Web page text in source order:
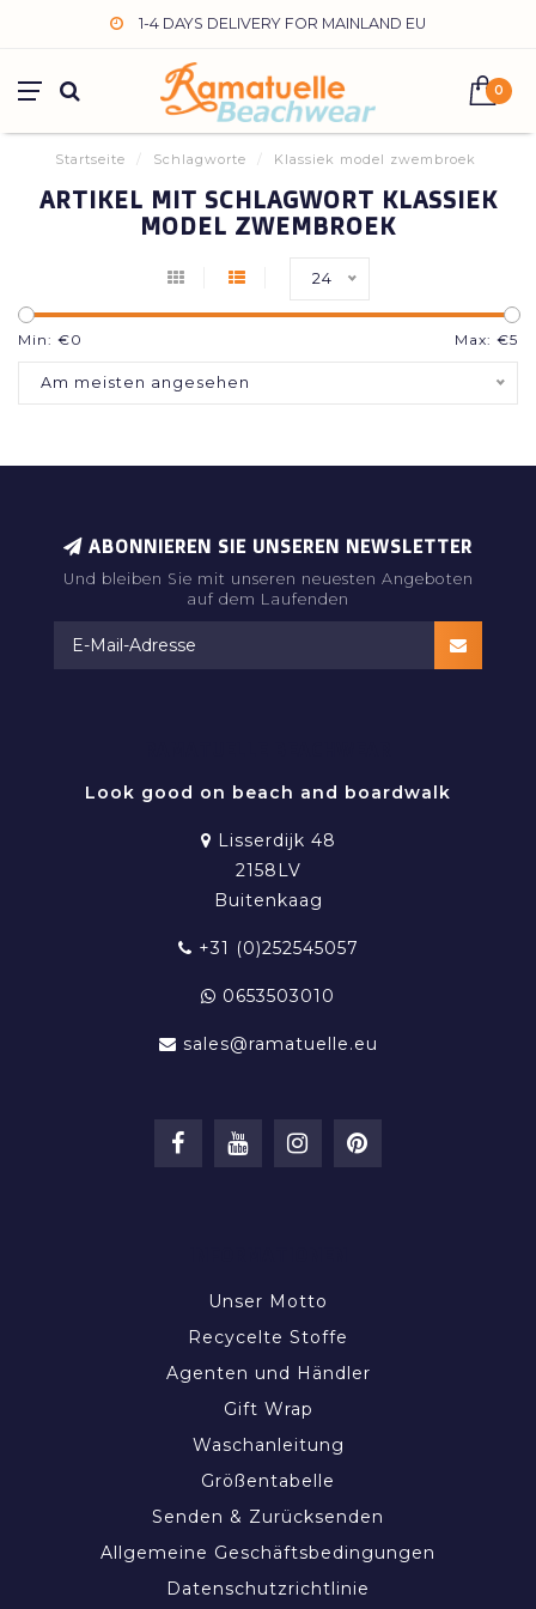
1-4 DAYS DELIVERY FOR MAINLAND EU
0
Startseite / Schlagworte / Klassiek model zwembroek
ARTIKEL MIT SCHLAGWORT KLASSIEK
MODEL ZWEMBROEK
24
Min: €0 Max: €5
Am meisten angesehen
ABONNIEREN SIE UNSEREN NEWSLETTER
Und bleiben Sie mit unseren neuesten Angeboten
auf dem Laufenden
Look good on beach and boardwalk
Lisserdijk 48
2158LV
Buitenkaag
+31 (0)252545057
0653503010
sales@ramatuelle.eu
Unser Motto
Recycelte Stoffe
Agenten und Händler
Gift Wrap
Waschanleitung
Größentabelle
Senden & Zurücksenden
Allgemeine Geschäftsbedingungen
Datenschutzrichtlinie